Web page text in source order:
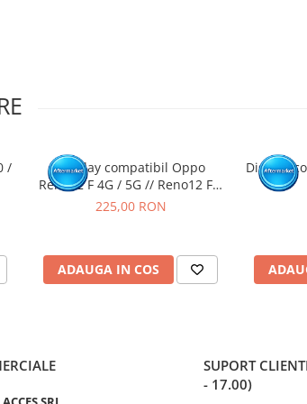
/
Display compatibil Oppo
Reno12 F 4G / 5G // Reno12 FS,
OLED
225,00 RON
ADAUGA IN COS
Display
SUPORT
- 17.00)